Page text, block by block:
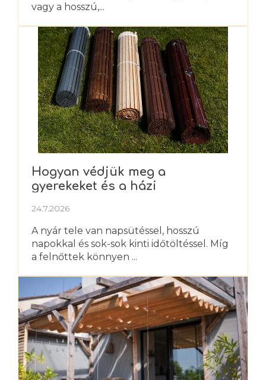
vagy a hosszú,...
Hogyan védjük meg a
gyerekeket és a házi
24.7.2026
A nyár tele van napsütéssel, hosszú
napokkal és sok-sok kinti időtöltéssel. Míg
a felnőttek könnyen ...